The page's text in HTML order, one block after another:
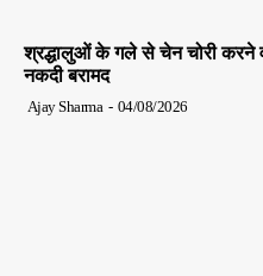
श्रद्धालुओं के गले से चेन चोरी करने
नकदी बरामद
Ajay Sharma - 04/08/2026